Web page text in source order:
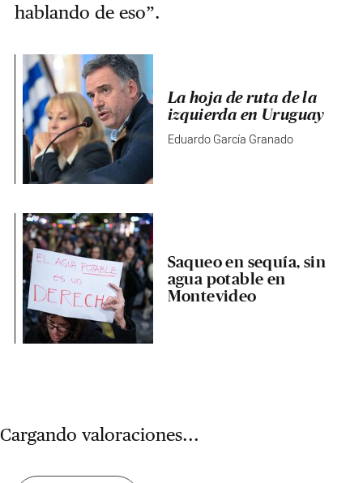
hablando de eso”.
La hoja de ruta de la
izquierda en Uruguay
Eduardo García Granado
Saqueo en sequía, sin
agua potable en
Montevideo
Cargando valoraciones...